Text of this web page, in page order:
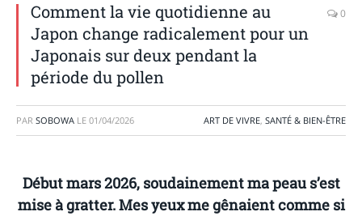
Comment la vie quotidienne au
Japon change radicalement pour un
Japonais sur deux pendant la
période du pollen
0
PAR SOBOWA LE 01/04/2026 ART DE VIVRE, SANTÉ & BIEN-ÊTRE
Début mars 2026, soudainement ma peau s’est
mise à gratter. Mes yeux me gênaient comme si